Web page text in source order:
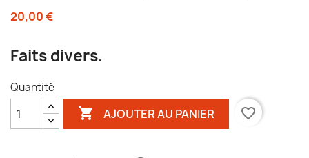
20,00 €
Faits divers.
Quantité
 AJOUTER AU PANIER favorite_border